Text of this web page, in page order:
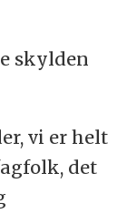
skylden
vi er helt
det